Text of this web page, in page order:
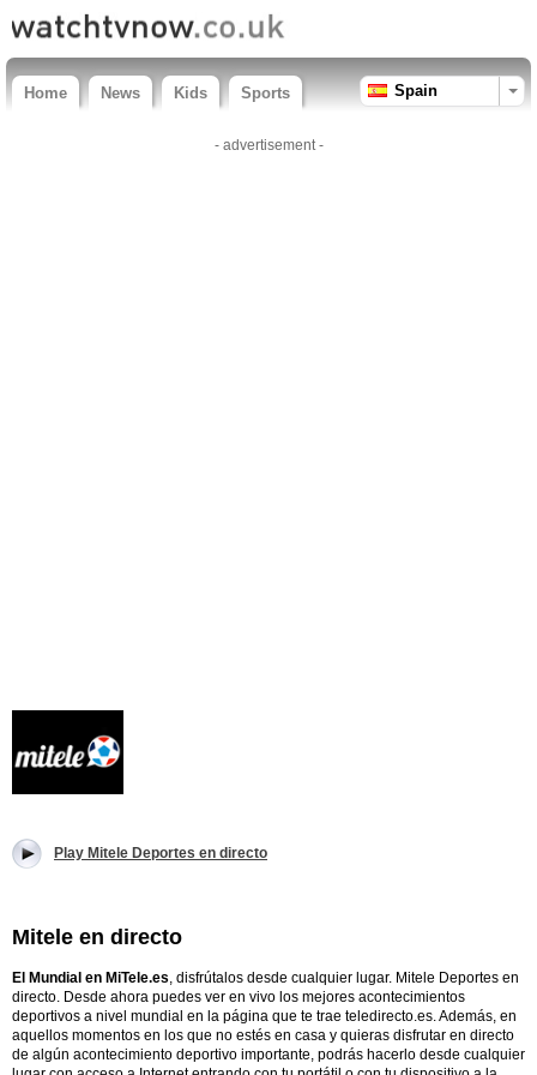
Home News Kids Sports Spain
- advertisement -
Play Mitele Deportes en directo
Mitele en directo
El Mundial en MiTele.es, disfrútalos desde cualquier lugar. Mitele Deportes en
directo. Desde ahora puedes ver en vivo los mejores acontecimientos
deportivos a nivel mundial en la página que te trae teledirecto.es. Además, en
aquellos momentos en los que no estés en casa y quieras disfrutar en directo
de algún acontecimiento deportivo importante, podrás hacerlo desde cualquier